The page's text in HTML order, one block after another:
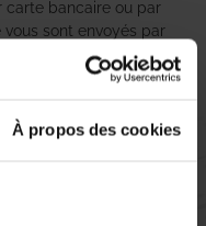
À propos des cookies
carte bancaire ou par
sont envoyés par